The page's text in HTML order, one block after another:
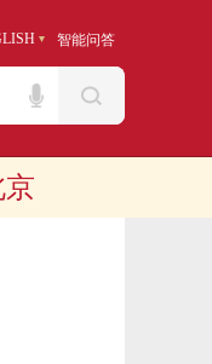
智能问答